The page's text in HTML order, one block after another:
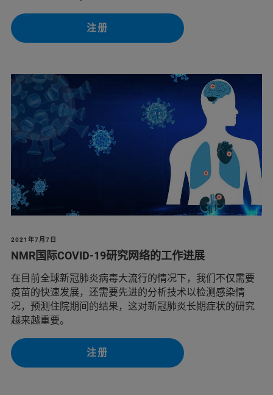
注册
2021年7月7日
NMR国际COVID-19研究网络的工作进展
在目前全球新冠肺炎病毒大流行的情况下，我们不仅需要
疫苗的快速发展，还需要先进的分析技术以检测感染情
况，预测住院期间的结果，这对新冠肺炎长期症状的研究
越来越重要。
注册